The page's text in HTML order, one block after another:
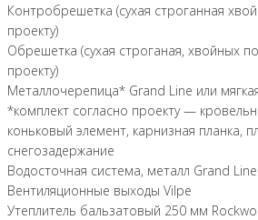
Контробрешетка (сухая строганная
проекту)
Обрешетка (сухая строганая, хвойных
проекту)
Металлочерепица* Grand Line или
*комплект согласно проекту —
коньковый элемент, карнизная планка,
снегозадержание
Водосточная система, металл Grand Line
Вентиляционные выходы Vilpe
Утеплитель бальзатовый 250 мм